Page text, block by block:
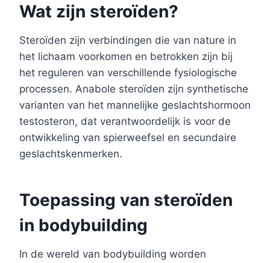
Wat zijn steroïden?
Steroïden zijn verbindingen die van nature in
het lichaam voorkomen en betrokken zijn bij
het reguleren van verschillende fysiologische
processen. Anabole steroïden zijn synthetische
varianten van het mannelijke geslachtshormoon
testosteron, dat verantwoordelijk is voor de
ontwikkeling van spierweefsel en secundaire
geslachtskenmerken.
Toepassing van steroïden
in bodybuilding
In de wereld van bodybuilding worden